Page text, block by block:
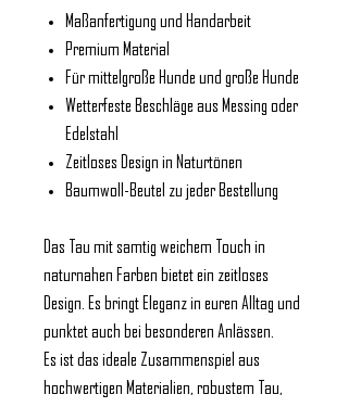
Maßanfertigung und Handarbeit
Premium Material
Für mittelgroße Hunde und große Hunde
Wetterfeste Beschläge aus Messing oder
Edelstahl
Zeitloses Design in Naturtönen
Baumwoll-Beutel zu jeder Bestellung
Das Tau mit samtig weichem Touch in
naturnahen Farben bietet ein zeitloses
Design. Es bringt Eleganz in euren Alltag und
punktet auch bei besonderen Anlässen.
Es ist das ideale Zusammenspiel aus
hochwertigen Materialien, robustem Tau,